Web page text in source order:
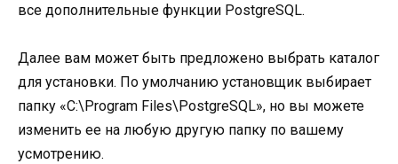
все дополнительные функции PostgreSQL.
Далее вам может быть предложено выбрать каталог
для установки. По умолчанию установщик выбирает
папку «C:\Program Files\PostgreSQL», но вы можете
изменить ее на любую другую папку по вашему
усмотрению.